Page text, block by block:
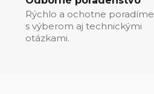
Rýchlo a ochotne poradíme
s výberom aj technickými
otázkami.